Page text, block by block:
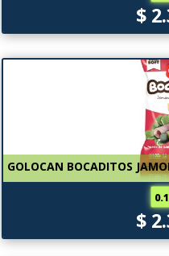
$
GOLOCAN BOCADITOS
$